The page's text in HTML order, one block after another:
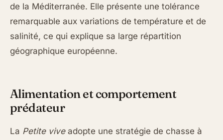
de la Méditerranée. Elle présente une tolérance
remarquable aux variations de température et de
salinité, ce qui explique sa large répartition
géographique européenne.
Alimentation et comportement
prédateur
La Petite viveadopte une stratégie de chasse à